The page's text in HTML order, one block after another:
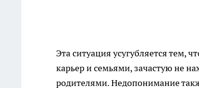
Эта ситуация усугубляется тем,
карьер и семьями, зачастую не
родителями. Недопонимание